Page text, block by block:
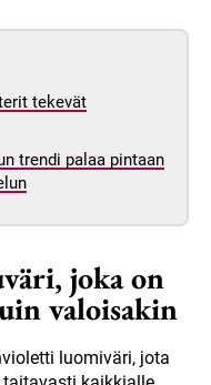
tekevät
trendi palaa pintaan
joka on
valoisakin
luomiväri, jota